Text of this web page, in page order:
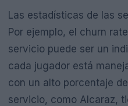
Las estadísticas de las
Por ejemplo, el churn
servicio puede ser un
cada jugador está
con un alto porcentaje
servicio, como Alcaraz,